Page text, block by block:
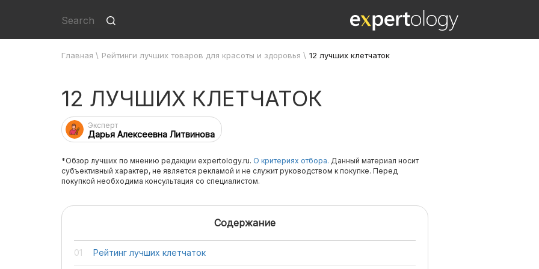
Главная \ Рейтинги лучших товаров для красоты и здоровья \ 12 лучших клетчаток
12 ЛУЧШИХ КЛЕТЧАТОК
Эксперт
Дарья Алексеевна Литвинова
*Обзор лучших по мнению редакции expertology.ru. О критериях отбора. Данный материал носит
субъективный характер, не является рекламой и не служит руководством к покупке. Перед
покупкой необходима консультация со специалистом.
Содержание
Рейтинг лучших клетчаток